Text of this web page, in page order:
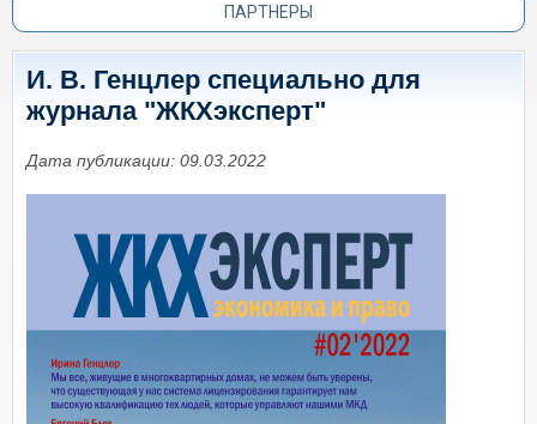
ПАРТНЕРЫ
И. В. Генцлер специально для
журнала "ЖКХэксперт"
Дата публикации: 09.03.2022